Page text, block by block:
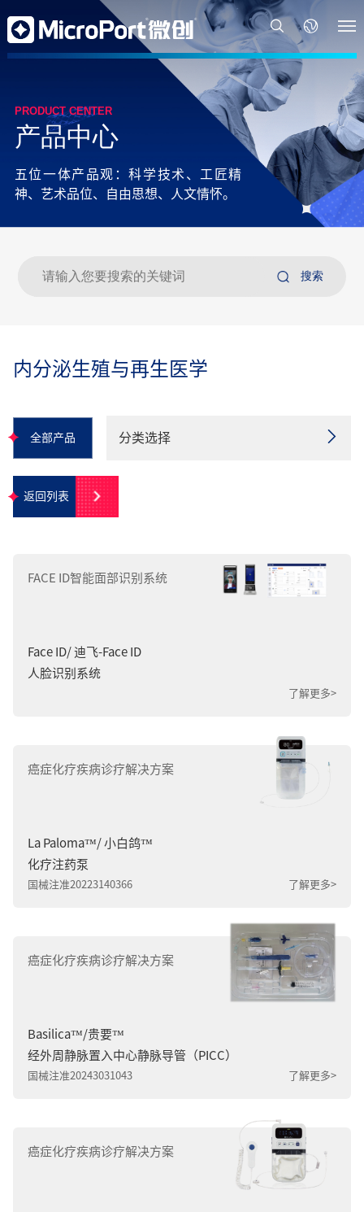
PRODUCT CENTER
产品中心
五位一体产品观：科学技术、工匠精
神、艺术品位、自由思想、人文情怀。
内分泌生殖与再生医学
全部产品 分类选择
取卵针
返回列表
FACE ID智能面部识别系统
Face ID/ 迪飞-Face ID
人脸识别系统
了解更多>
癌症化疗疾病诊疗解决方案
La Paloma™/ 小白鸽™
化疗注药泵
国械注准20223140366 了解更多>
癌症化疗疾病诊疗解决方案
Basilica™/贵要™
经外周静脉置入中心静脉导管（PICC）
国械注准20243031043 了解更多>
癌症化疗疾病诊疗解决方案